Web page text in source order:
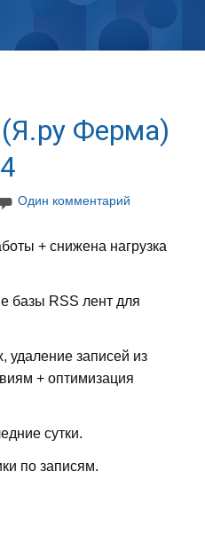
Ферма)
Один комментарий
+ снижена нагрузка
базы RSS лент для
удаление записей из
+ оптимизация
сутки.
по записям.